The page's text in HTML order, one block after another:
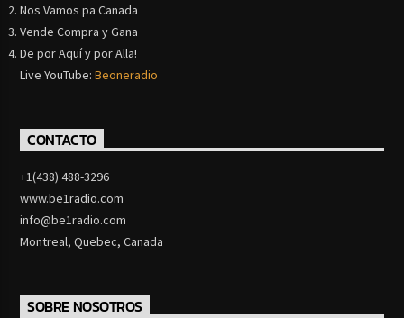
Nos Vamos pa Canada
Vende Compra y Gana
De por Aquí y por Alla!
Live YouTube:Beoneradio
CONTACTO
+1(438) 488-3296
www.be1radio.com
info@be1radio.com
Montreal, Quebec, Canada
SOBRE NOSOTROS